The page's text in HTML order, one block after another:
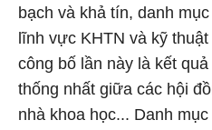
bạch và khả tín, danh
lĩnh vực KHTN và kỹ
công bố lần này là kết
thống nhất giữa các hội
nhà khoa học... Danh